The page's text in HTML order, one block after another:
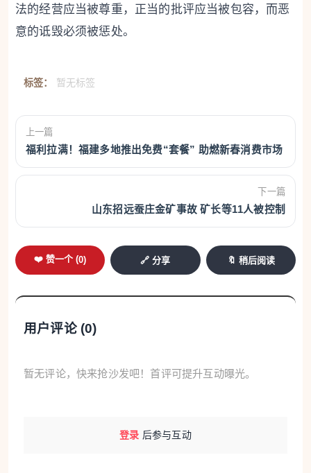
法的经营应当被尊重，正当的批评应当被包容，而恶
意的诋毁必须被惩处。
标签： 暂无标签
上一篇
福利拉满！福建多地推出免费“套餐” 助燃新春消费市场
下一篇
山东招远蚕庄金矿事故 矿长等11人被控制
❤️ 赞一个 (0) 🔗 分享 🔖 稍后阅读
用户评论 (0)
暂无评论，快来抢沙发吧！首评可提升互动曝光。
登录 后参与互动